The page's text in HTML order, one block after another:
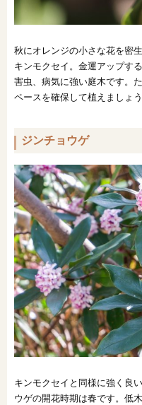
秋にオレンジの小さな花を密
キンモクセイ。金運アップす
害虫、病気に強い庭木です。
ペースを確保して植えましょう
ジンチョウゲ
キンモクセイと同様に強く良
ウゲの開花時期は春です。低